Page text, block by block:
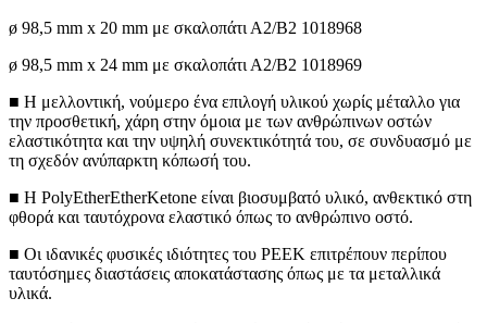
ø 98,5 mm x 20 mm με σκαλοπάτι Α2/Β2 1018968
ø 98,5 mm x 24 mm με σκαλοπάτι Α2/Β2 1018969
■ Η μελλοντική, νούμερο ένα επιλογή υλικού χωρίς μέταλλο για
την προσθετική, χάρη στην όμοια με των ανθρώπινων οστών
ελαστικότητα και την υψηλή συνεκτικότητά του, σε συνδυασμό με
τη σχεδόν ανύπαρκτη κόπωσή του.
■ Η PolyEtherEtherKetone είναι βιοσυμβατό υλικό, ανθεκτικό στη
φθορά και ταυτόχρονα ελαστικό όπως το ανθρώπινο οστό.
■ Οι ιδανικές φυσικές ιδιότητες του PEEK επιτρέπουν περίπου
ταυτόσημες διαστάσεις αποκατάστασης όπως με τα μεταλλικά
υλικά.